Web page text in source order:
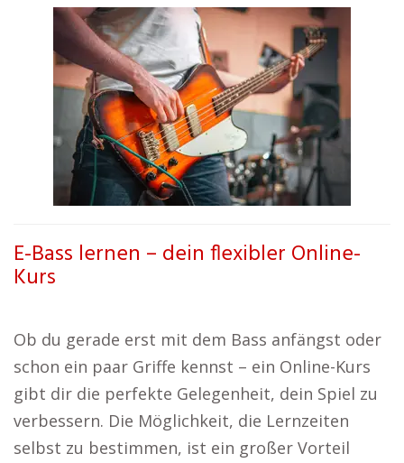
E-Bass lernen – dein flexibler Online-
Kurs
Ob du gerade erst mit dem Bass anfängst oder
schon ein paar Griffe kennst – ein Online-Kurs
gibt dir die perfekte Gelegenheit, dein Spiel zu
verbessern. Die Möglichkeit, die Lernzeiten
selbst zu bestimmen, ist ein großer Vorteil